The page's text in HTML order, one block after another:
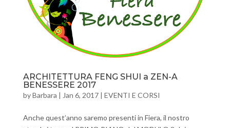
ARCHITETTURA FENG SHUI a ZEN-A
BENESSERE 2017
byBarbara | Jan 6, 2017| EVENTI E CORSI
Anche quest’anno saremo presenti in Fiera, il nostro